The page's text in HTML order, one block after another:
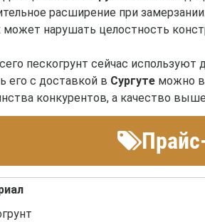
расширение при
может нарушать целостность
пескогрунт сейчас используют
его с доставкой в Сургуте можно в
конкурентов, а качество